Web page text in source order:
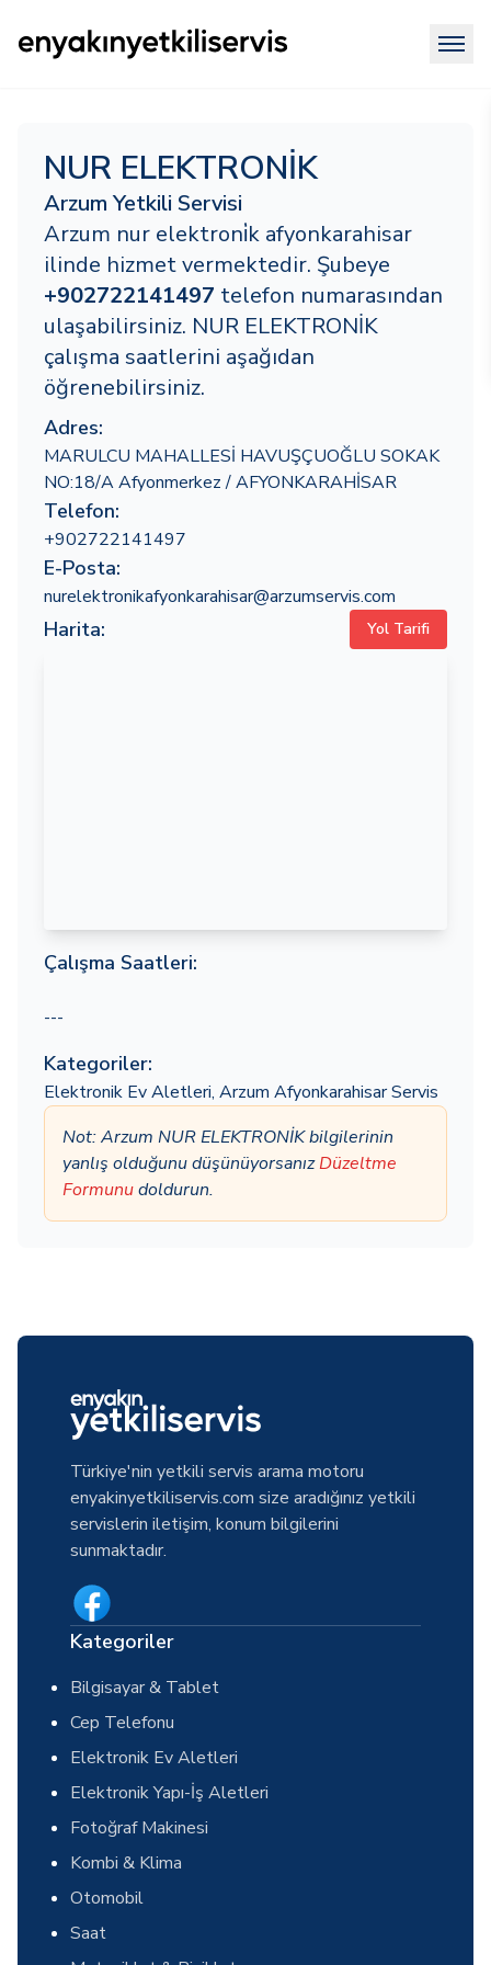
NUR ELEKTRONİK
Arzum Yetkili Servisi
Arzum nur elektroni̇k afyonkarahisar
ilinde hizmet vermektedir. Şubeye
+902722141497 telefon numarasından
ulaşabilirsiniz. NUR ELEKTRONİK
çalışma saatlerini aşağıdan
öğrenebilirsiniz.
Adres:
MARULCU MAHALLESİ HAVUŞÇUOĞLU SOKAK
NO:18/A Afyonmerkez / AFYONKARAHİSAR
Telefon:
+902722141497
E-Posta:
nurelektronikafyonkarahisar@arzumservis.com
Harita: Yol Tarifi
Çalışma Saatleri:
---
Kategoriler:
Elektronik Ev Aletleri, Arzum Afyonkarahisar Servis
Not: Arzum NUR ELEKTRONİK bilgilerinin
yanlış olduğunu düşünüyorsanızDüzeltme
Formunudoldurun.
Türkiye'nin yetkili servis arama motoru
enyakinyetkiliservis.com size aradığınız yetkili
servislerin iletişim, konum bilgilerini
sunmaktadır.
Kategoriler
Bilgisayar & Tablet
Cep Telefonu
Elektronik Ev Aletleri
Elektronik Yapı-İş Aletleri
Fotoğraf Makinesi
Kombi & Klima
Otomobil
Saat